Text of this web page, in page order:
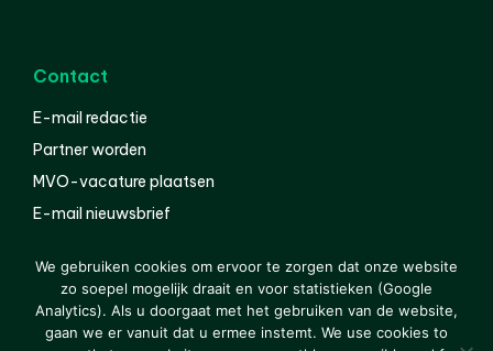
Contact
E-mail redactie
Partner worden
MVO-vacature plaatsen
E-mail nieuwsbrief
© 2000-2026 Van der Molen EIS Colofon
Disclaimer
We gebruiken cookies om ervoor te zorgen dat onze website
zo soepel mogelijk draait en voor statistieken (Google
Analytics). Als u doorgaat met het gebruiken van de website,
gaan we er vanuit dat u ermee instemt. We use cookies to